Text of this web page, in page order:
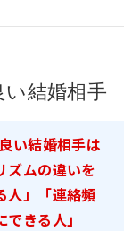
結婚相手
い結婚相手は
ズムの違いを
人」「連絡頻
きる人」